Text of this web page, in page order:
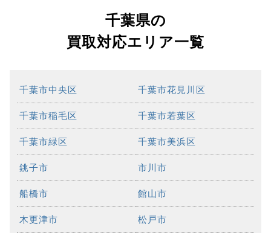
千葉県の
買取対応エリア一覧
千葉市中央区 千葉市花見川区
千葉市稲毛区 千葉市若葉区
千葉市緑区 千葉市美浜区
銚子市 市川市
船橋市 館山市
木更津市 松戸市